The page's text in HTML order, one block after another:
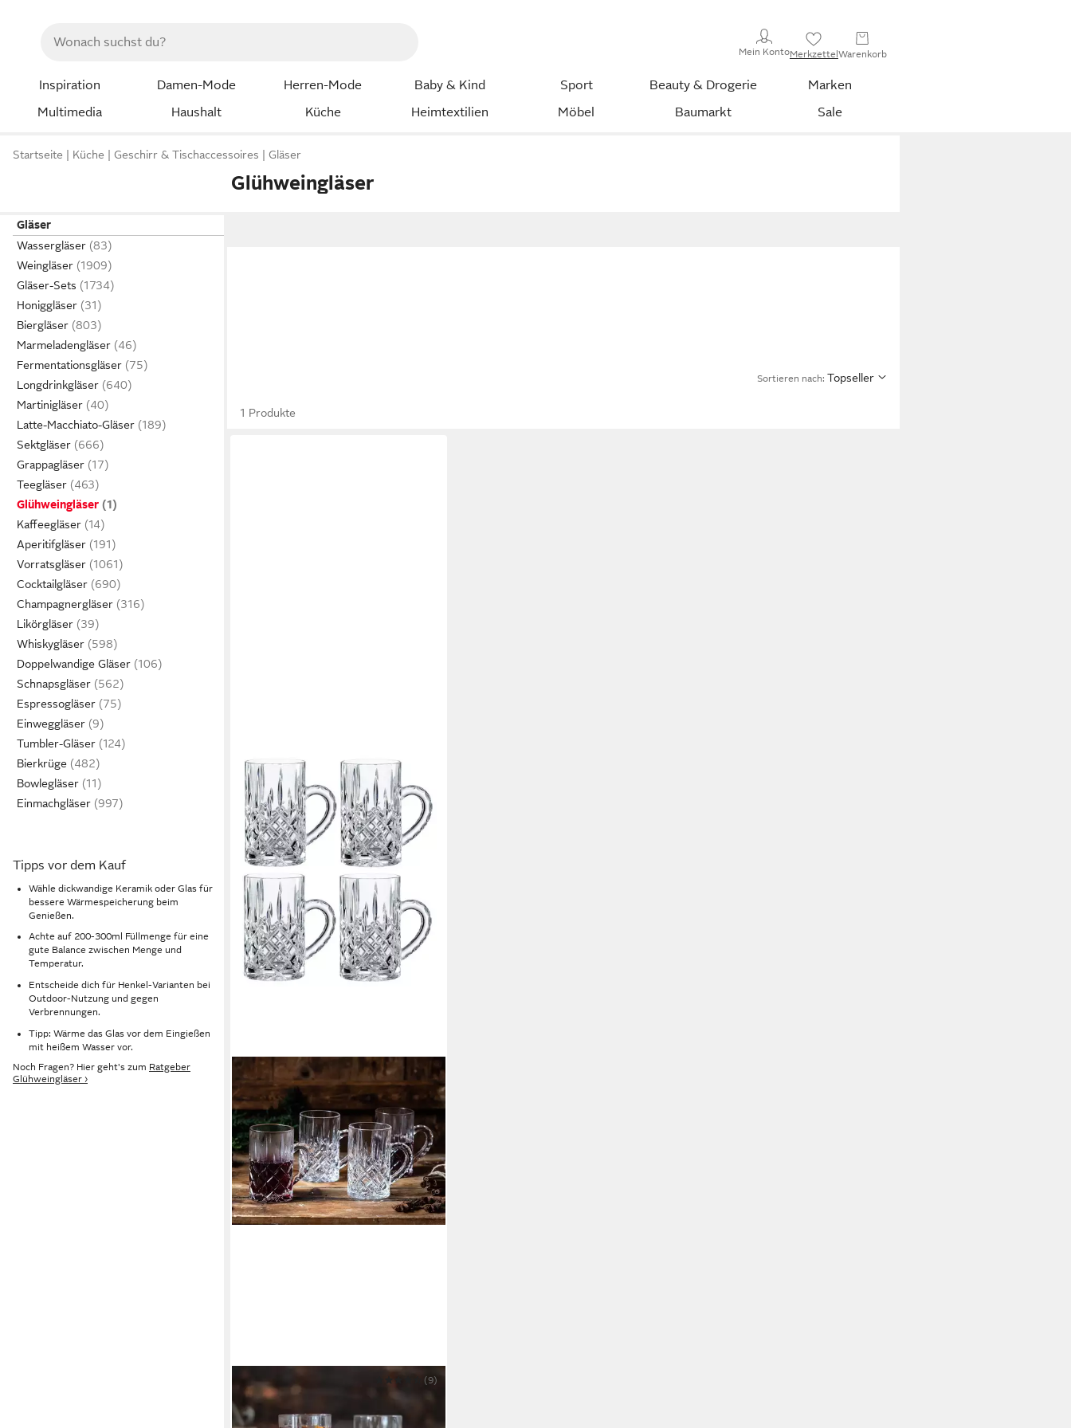
Mein KontoMerkzettelWarenkorb
Inspiration Damen-Mode Herren-Mode Baby & Kind Sport Beauty & Drogerie
Marken
Multimedia
Haushalt Küche Heimtextilien Möbel Baumarkt Sale
Startseite Küche Geschirr & Tischaccessoires Gläser
Glühweingläser
Gläser
Wassergläser
Weingläser
Gläser-Sets
Honiggläser
Biergläser
Marmeladengläser
Fermentationsgläser
Longdrinkgläser
Martinigläser
Latte-Macchiato-Gläser
Sektgläser
Grappagläser
Teegläser
Glühweingläser
Kaffeegläser
Aperitifgläser
Vorratsgläser
Cocktailgläser
Champagnergläser
Likörgläser
Whiskygläser
Doppelwandige Gläser
Schnapsgläser
Espressogläser
Einweggläser
Tumbler-Gläser
Bierkrüge
Bowlegläser
Einmachgläser
Tipps vor dem Kauf
Wähle dickwandige Keramik oder Glas für
bessere Wärmespeicherung beim
Genießen.
Achte auf 200-300ml Füllmenge für eine
gute Balance zwischen Menge und
Temperatur.
Entscheide dich für Henkel-Varianten bei
Outdoor-Nutzung und gegen
Verbrennungen.
Tipp: Wärme das Glas vor dem Eingießen
mit heißem Wasser vor.
Noch Fragen? Hier geht's zum Ratgeber
Glühweingläser ›
Sortieren nach: Topseller
1 Produkte
NACHTMANN
Glas Glühweingläser 4er Set
NOBLESSE, 256 ml
(9)